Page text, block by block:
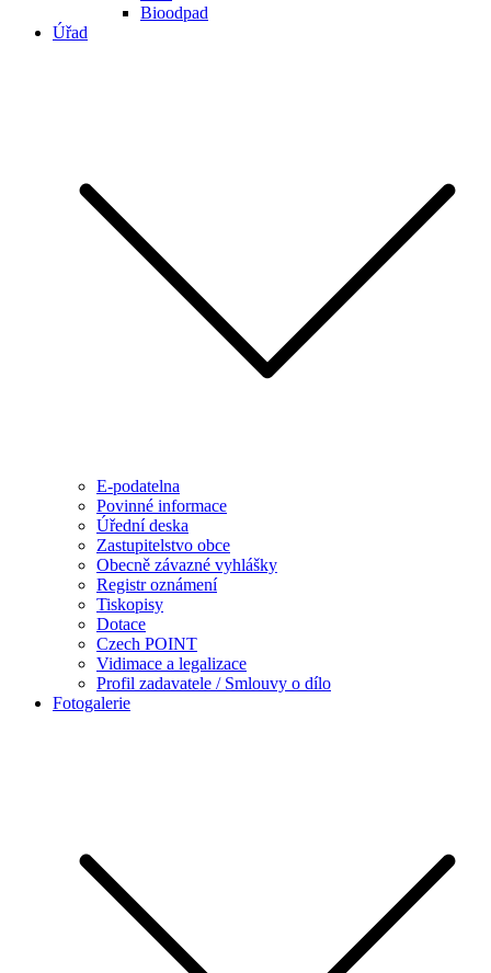
Bioodpad
Úřad
E-podatelna
Povinné informace
Úřední deska
Zastupitelstvo obce
Obecně závazné vyhlášky
Registr oznámení
Tiskopisy
Dotace
Czech POINT
Vidimace a legalizace
Profil zadavatele / Smlouvy o dílo
Fotogalerie